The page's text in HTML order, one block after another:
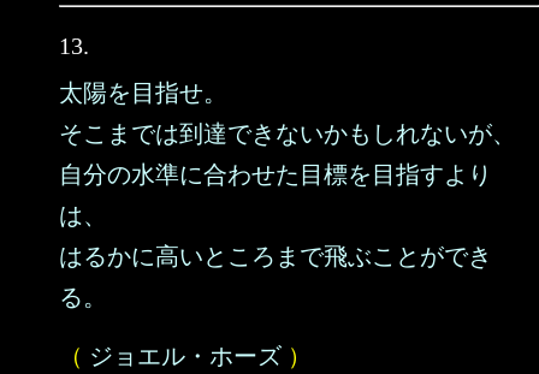
13.
太陽を目指せ。
そこまでは到達できないかもしれないが、
自分の水準に合わせた目標を目指すより
は、
はるかに高いところまで飛ぶことができ
る。
（ ジョエル・ホーズ ）